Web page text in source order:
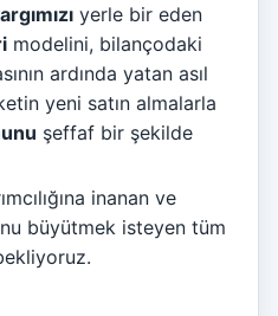
yerle bir eden
modelini, bilançodaki
ardında yatan asıl
yeni satın almalarla
şeffaf bir şekilde
inanan ve
büyütmek isteyen tüm